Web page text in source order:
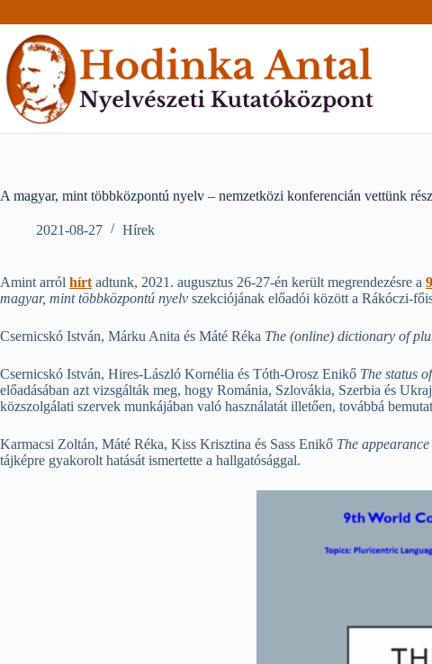
to
content
A magyar, mint többközpontú nyelv – nemzetközi konferencián vettünk
2021-08-27 Hírek
Amint arról hírt adtunk, 2021. augusztus 26-27-én került megrendezésre a 9
magyar, mint többközpontú nyelv szekciójának előadói között a Rákóczi-
Csernicskó István, Márku Anita és Máté Réka The (online) dictionary of
Csernicskó István, Hires-László Kornélia és Tóth-Orosz Enikő The status
előadásában azt vizsgálták meg, hogy Románia, Szlovákia, Szerbia és
közszolgálati szervek munkájában való használatát illetően, továbbá
Karmacsi Zoltán, Máté Réka, Kiss Krisztina és Sass Enikő The
tájképre gyakorolt hatását ismertette a hallgatósággal.